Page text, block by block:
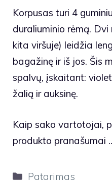
Korpusas turi 4
duraliuminio rėmą. Dvi
kita viršuje) leidžia
bagažinę ir iš jos. Šis
spalvų, įskaitant:
žalią ir auksinę.
Kaip sako vartotojai,
produkto pranašumai
Kategorijos
Patarimas